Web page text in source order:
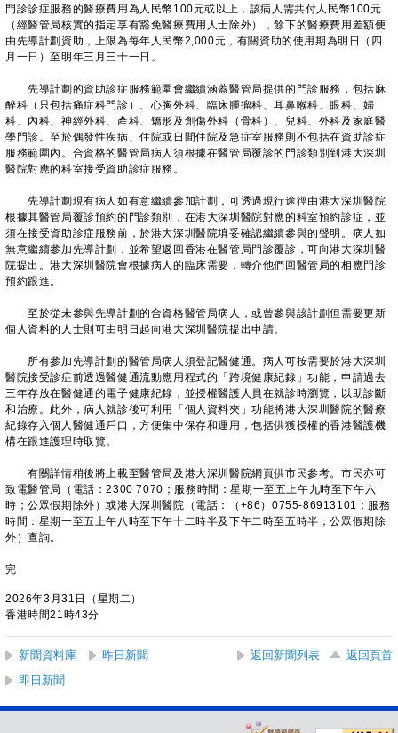
門診診症服務的醫療費用為人民幣100元或以上，該病人需共付人民幣100元
（經醫管局核實的指定享有豁免醫療費用人士除外），餘下的醫療費用差額便
由先導計劃資助，上限為每年人民幣2,000元，有關資助的使用期為明日（四
月一日）至明年三月三十一日。
先導計劃的資助診症服務範圍會繼續涵蓋醫管局提供的門診服務，包括麻
醉科（只包括痛症科門診）、心胸外科、臨床腫瘤科、耳鼻喉科、眼科、婦
科、內科、神經外科、產科、矯形及創傷外科（骨科）、兒科、外科及家庭醫
學門診。至於偶發性疾病、住院或日間住院及急症室服務則不包括在資助診症
服務範圍內。合資格的醫管局病人須根據在醫管局覆診的門診類別到港大深圳
醫院對應的科室接受資助診症服務。
先導計劃現有病人如有意繼續參加計劃，可透過現行途徑由港大深圳醫院
根據其醫管局覆診預約的門診類別，在港大深圳醫院對應的科室預約診症，並
須在接受資助診症服務前，於港大深圳醫院填妥確認繼續參與的聲明。病人如
無意繼續參加先導計劃，並希望返回香港在醫管局門診覆診，可向港大深圳醫
院提出。港大深圳醫院會根據病人的臨床需要，轉介他們回醫管局的相應門診
預約跟進。
至於從未參與先導計劃的合資格醫管局病人，或曾參與該計劃但需要更新
個人資料的人士則可由明日起向港大深圳醫院提出申請。
所有參加先導計劃的醫管局病人須登記醫健通。病人可按需要於港大深圳
醫院接受診症前透過醫健通流動應用程式的「跨境健康紀錄」功能，申請過去
三年存放在醫健通的電子健康紀錄，並授權醫護人員在就診時瀏覽，以助診斷
和治療。此外，病人就診後可利用「個人資料夾」功能將港大深圳醫院的醫療
紀錄存入個人醫健通戶口，方便集中保存和運用，包括供獲授權的香港醫護機
構在跟進護理時取覽。
有關詳情稍後將上載至醫管局及港大深圳醫院網頁供市民參考。市民亦可
致電醫管局（電話：2300 7070；服務時間：星期一至五上午九時至下午六
時；公眾假期除外）或港大深圳醫院（電話：（+86）0755-86913101；服務
時間：星期一至五上午八時至下午十二時半及下午二時至五時半；公眾假期除
外）查詢。
完
2026年3月31日（星期二）
香港時間21時43分
新聞資料庫 昨日新聞 返回新聞列表
返回頁首
即日新聞